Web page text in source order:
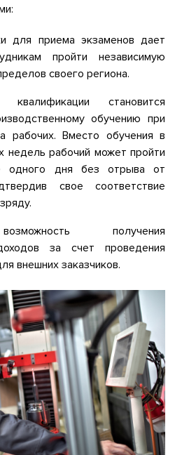
для приема экзаменов дает
пройти независимую
своего региона.
становится
обучению при
рабочих. Вместо обучения в
недель рабочий может пройти
одного дня без отрыва от
свое соответствие
получения
за счет проведения
внешних заказчиков.